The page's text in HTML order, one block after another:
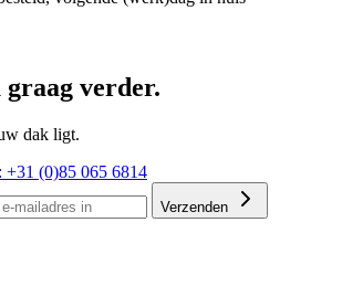
verder.
dak ligt.
+31 (0)85 065 6814
Verzenden